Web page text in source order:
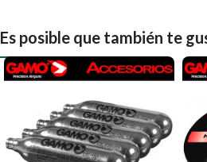
Es posible que también te